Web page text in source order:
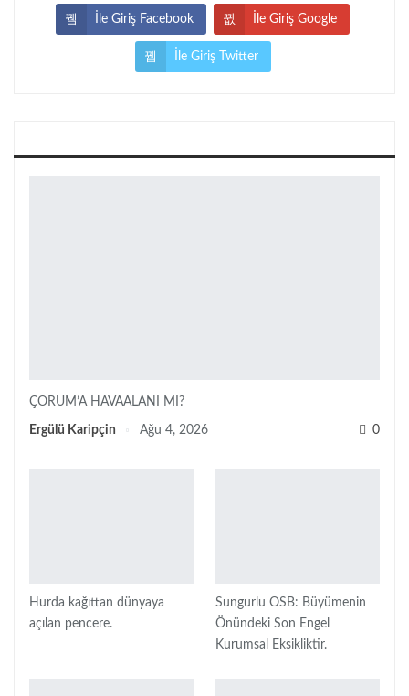
İle Giriş Facebook İle Giriş Google
İle Giriş Twitter
ÇORUM’A HAVAALANI MI?
Ergülü Karipçin Ağu 4, 2026 0
Hurda kağıttan dünyaya
açılan pencere.
Sungurlu OSB: Büyümenin
Önündeki Son Engel
Kurumsal Eksikliktir.